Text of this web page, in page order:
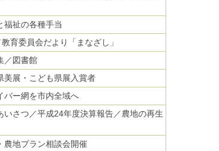
福祉の各種手当
育委員会だより「まなざし」
／図書館
美展・こども県展入賞者
バー網を市内全域へ
いさつ／平成24年度決算報告／農地の再生
農地プラン相談会開催